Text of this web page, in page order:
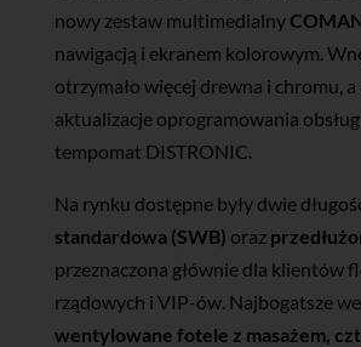
nowy zestaw multimedialny
nawigacją i ekranem kolorowym.
otrzymało więcej drewna i chromu,
aktualizacje oprogramowania
tempomat DISTRONIC.
Na rynku dostępne były dwie
standardowa (SWB) oraz
przeznaczona głównie dla klientów
rządowych i VIP-ów. Najbogatsze
wentylowane fotele z masażem,